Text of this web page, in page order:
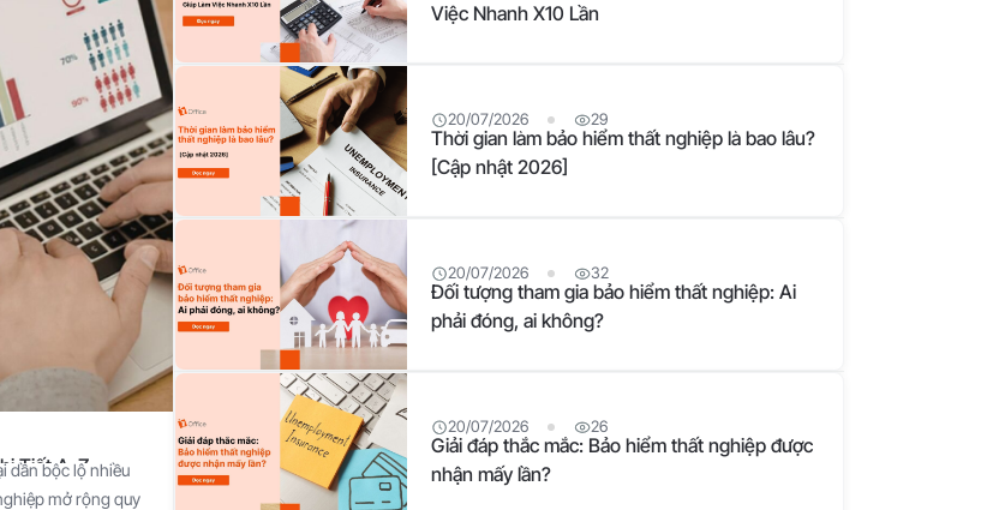
Tiết A-Z
dần bộc lộ nhiều
mở rộng quy
Việc Nhanh X10 Lần
20/07/2026 29
Thời gian làm bảo hiểm thất nghiệp là bao lâu?
[Cập nhật 2026]
20/07/2026 32
Đối tượng tham gia bảo hiểm thất nghiệp: Ai
phải đóng, ai không?
20/07/2026 26
Giải đáp thắc mắc: Bảo hiểm thất nghiệp được
nhận mấy lần?